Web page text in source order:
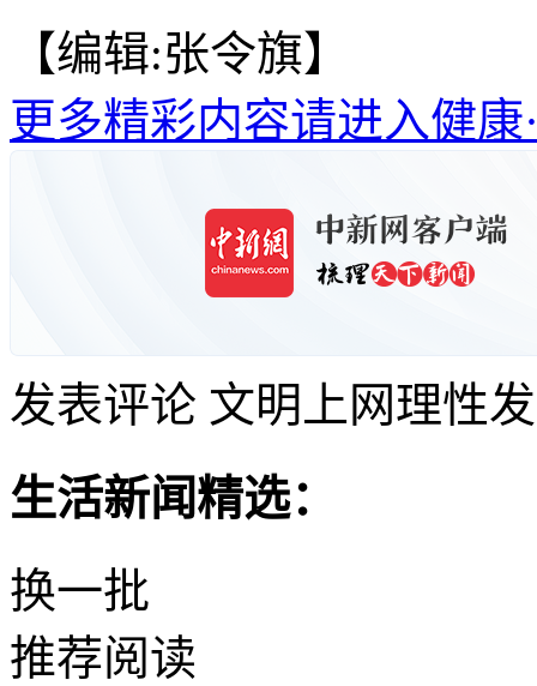
【编辑:张令旗】
更多精彩内容请进入健康
发表评论 文明上网理性
生活新闻精选：
换一批
推荐阅读